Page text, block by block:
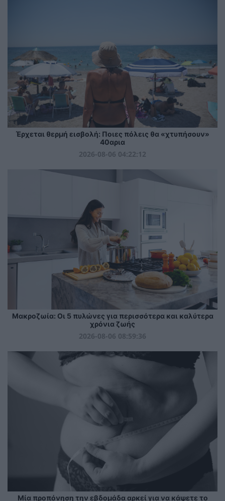
Έρχεται θερμή εισβολή: Ποιες πόλεις θα «χτυπήσουν»
40αρια
2026-08-06 04:22:12
Mακροζωία: Οι 5 πυλώνες για περισσότερα και καλύτερα
χρόνια ζωής
2026-08-06 08:59:36
Μία προπόνηση την εβδομάδα αρκεί για να κάψετε το